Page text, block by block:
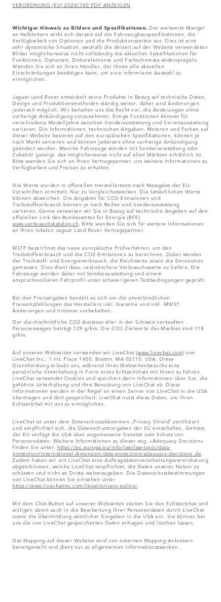
VERORDNUNG (EU) 2020/740 PDF ANZEIGEN
Wichtiger Hinweis zu Bildern und Spezifikationen. Der weltweite Mangel
an Halbleitern wirkt sich derzeit auf die Fahrzeugbauspezifikationen, die
Verfügbarkeit von Optionen und die Produktionszeiten aus. Dies ist eine
sehr dynamische Situation, weshalb die derzeit auf der Website verwendeten
Bilder möglicherweise nicht vollständig die aktuellen Spezifikationen für
Funktionen, Optionen, Dekorelemente und Farbschemata widerspiegeln.
Wenden Sie sich an Ihren Händler, der Ihnen alle aktuellen
Einschränkungen bestätigen kann, um eine informierte Auswahl zu
ermöglichen.
Jaguar Land Rover entwickelt seine Produkte in Bezug auf technische Daten,
Design und Produktionsmethoden ständig weiter, daher sind Änderungen
jederzeit möglich. Wir behalten uns das Recht vor, die Änderungen ohne
vorherige Ankündigung vorzunehmen. Einige Funktionen können für
verschiedene Modelljahre zwischen Sonderausstattung und Serienausstattung
variieren. Die Informationen, technischen Angaben, Motoren und Farben auf
dieser Website basieren auf den europäischen Spezifikationen, können je
nach Markt variieren und können jederzeit ohne vorherige Ankündigung
geändert werden. Manche Fahrzeuge werden mit Sonderausstattung oder
Zubehör gezeigt, das möglicherweise nicht auf allen Märkten erhältlich ist.
Bitte wenden Sie sich an Ihren Vertragspartner, um weitere Informationen zu
Verfügbarkeit und Preisen zu erhalten.
Die Werte wurden in offiziellen Herstellertests nach Massgabe der EU-
Vorschriften ermittelt. Nur zu Vergleichszwecken. Die tatsächlichen Werte
können abweichen. Die Angaben für CO2-Emissionen und
Treibstoffverbrauch können je nach Reifen und Sonderausstattung
variieren. Gerne verweisen wir Sie in Bezug auf technische Angaben auf den
offiziellen Link des Bundesamtes für Energie (BFE)
www.verbrauchskatalog.ch. Bitte wenden Sie sich für weitere Informationen
an Ihren lokalen Jaguar Land Rover Vertragspartner.
WLTP bezeichnet das neue europäische Prüfverfahren, um den
Treibstoffverbrauch und die CO2-Emissionen zu berechnen. Dabei werden
der Treibstoff- und Energieverbrauch, die Reichweite sowie die Emissionen
gemessen. Dies dient dazu, realistischere Verbrauchswerte zu liefern. Die
Fahrzeuge werden dabei mit Sonderausstattung und einem
anspruchsvolleren Fahrprofil unter schwierigeren Testbedingungen geprüft.
Bei den Preisangaben handelt es sich um die unverbindlichen
Preisempfehlungen des Herstellers inkl. Garantie und inkl. MWST.
Änderungen und Irrtümer vorbehalten.
Der durchschnittliche CO2-Ausstoss aller in der Schweiz verkauften
Personenwagen beträgt 129 g/km. Die CO2-Zielwerte des Marktes sind 118
g/km.
Auf unseren Webseiten verwenden wir LiveChat (www.livechat.com) von
LiveChat Inc., 1 Int. Place 1400, Boston, MA 02110, USA. Diese
Dienstleistung erlaubt uns, während Ihres Webseitenbesuchs eine
persönliche Unterhaltung in Form eines Echtzeitchats mit Ihnen zu führen.
LiveChat verwendet Cookies und speichert darin Informationen über Sie, die
geführte Unterhaltung und Ihre Benutzung von LiveChat ab. Diese
Informationen werden in der Regel an einen Server von LiveChat in die USA
übertragen und dort gespeichert. LiveChat nutzt diese Daten, um Ihren
Echtzeitchat mit uns zu ermöglichen.
LiveChat ist unter dem Datenschutzabkommen „Privacy Shield“ zertifiziert
und verpflichtet sich, die Datenschutzvorgaben der EU einzuhalten. Gemäss
der EU verfügt die USA über angemessene Gesetze zum Schutz von
Personendaten. Weitere Informationen zu dieser sog. «Adequacy Decision»
finden Sie unter: https://ec.europa.eu/info/law/law-topic/data-
protection/international-dimension-data-protection/adequacy-decisions_de.
Zudem haben wir mit LiveChat eine Auftragsdatenverarbeitungsvereinbarung
abgeschlossen, welche LiveChat verpflichtet, die Daten unserer Nutzer zu
schützen und nicht an Dritte weiterzugeben. Die Datenschutzbestimmungen
von LiveChat können Sie einsehen unter
https://www.livechatinc.com/legal/privacy-policy/.
Mit dem Chat-Button auf unseren Webseiten starten Sie den Echtzeitchat und
willigen damit auch in die Bearbeitung Ihrer Personendaten durch LiveChat
sowie die Übermittlung sämtlicher Eingaben in die USA ein. Sie können bei
uns die von LiveChat gespeicherten Daten erfragen und löschen lassen.
Das Mapping auf dieser Website wird von externen Mapping-Anbietern
bereitgestellt und dient nur zu allgemeinen Informationszwecken.